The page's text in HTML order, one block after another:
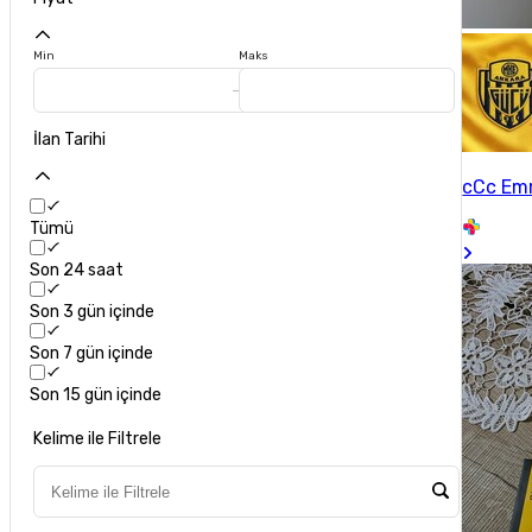
Min Maks
İlan Tarihi
Tümü
Son 24 saat
Son 3 gün içinde
Son 7 gün içinde
Son 15 gün içinde
Kelime ile Filtrele
cCc